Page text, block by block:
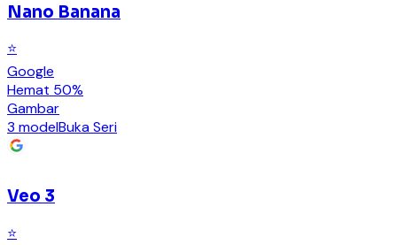
Nano Banana
⭐
Google
Hemat 50%
Gambar
3 modelBuka Seri
Veo 3
⭐